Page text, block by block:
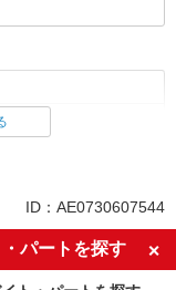
・加工
り
ID：AE0730607544
パートを探す